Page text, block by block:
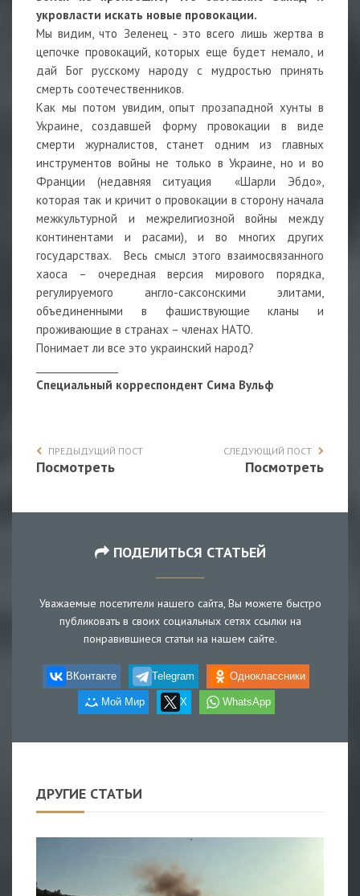
укровласти искать новые провокации.
Мы видим, что Зеленец - это всего лишь жертва в
цепочке провокаций, которых еще будет немало, и
дай Бог русскому народу с мудростью принять
смерть соотечественников.
Как мы потом увидим, опыт прозападной хунты в
Украине, создавшей форму провокации в виде
смерти журналистов, станет одним из главных
инструментов войны не только в Украине, но и во
Франции (недавняя ситуация «Шарли Эбдо»,
которая так и кричит о провокации в сторону начала
межкультурной и межрелигиозной войны между
континентами и расами), и во многих других
государствах. Весь смысл этого взаимосвязанного
хаоса – очередная версия мирового порядка,
регулируемого англо-саксонскими элитами,
объединенными в фашиствующие кланы и
проживающие в странах – членах НАТО.
Понимает ли все это украинский народ?
Специальный корреспондент Сима Вульф
ПРЕДЫДУЩИЙ ПОСТ
Посмотреть
СЛЕДУЮЩИЙ ПОСТ
Посмотреть
ПОДЕЛИТЬСЯ СТАТЬЕЙ
Уважаемые посетители нашего сайта, Вы можете быстро
публиковать в своих социальных сетях ссылки на
понравившиеся статьи на нашем сайте.
ВКонтакте Telegram Одноклассники
Мой Мир X WhatsApp
ДРУГИЕ СТАТЬИ